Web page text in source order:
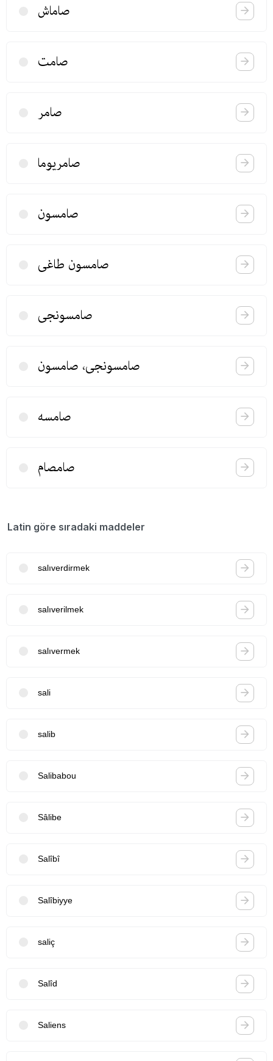
صاماش
صامت
صامر
صامریوما
صامسون
صامسون طاغی
صامسونجی
صامسونجی، صامسون
صامسه
صامصام
Latin göre sıradaki maddeler
salıverdirmek
salıverilmek
salıvermek
sali
salib
Salibabou
Sâlibe
Salîbî
Salîbiyye
saliç
Salîd
Saliens